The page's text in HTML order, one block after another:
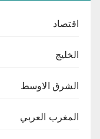
اقتصاد
الخليج
الشرق الاوسط
المغرب العربي